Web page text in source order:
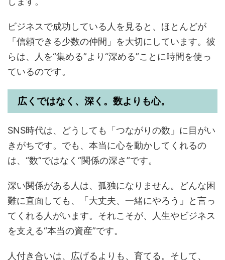
ビジネスで成功している人を見ると、ほとんどが
「信頼できる少数の仲間」を大切にしています。彼
らは、人を“集める”より“深める”ことに時間を使っ
ているのです。
広くではなく、深く。数よりも心。
SNS時代は、どうしても「つながりの数」に目がい
きがちです。でも、本当に心を動かしてくれるの
は、“数”ではなく“関係の深さ”です。
深い関係がある人は、孤独になりません。どんな困
難に直面しても、「大丈夫、一緒にやろう」と言っ
てくれる人がいます。それこそが、人生やビジネス
を支える“本当の資産”です。
人付き合いは、広げるよりも、育てる。そして、